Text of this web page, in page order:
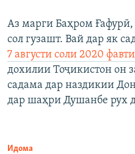
Аз марги Баҳром
сол гузашт. Вай дар як
7 августи соли 2020
дохилии Тоҷикистон он
садама дар наздикии
дар шаҳри Душанбе рух
Идома